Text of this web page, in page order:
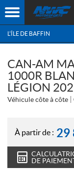
L'ÎLE DE BAFFIN
CAN-AM
1000R
LÉGION
Véhicule côte à côte
À partir de : 29
DE